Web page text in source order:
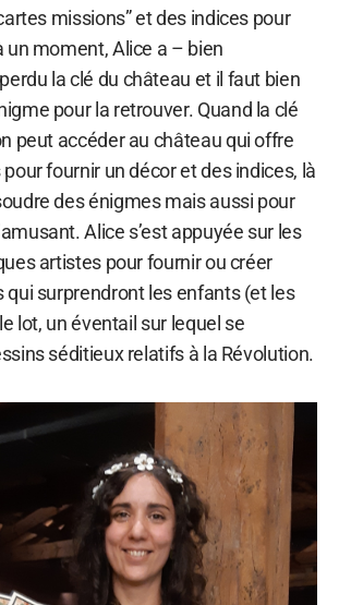
missions” et des indices pour
un moment, Alice a – bien
la clé du château et il faut bien
pour la retrouver. Quand la clé
peut accéder au château qui offre
fournir un décor et des indices, là
des énigmes mais aussi pour
Alice s’est appuyée sur les
artistes pour fournir ou créer
qui surprendront les enfants (et les
lot, un éventail sur lequel se
séditieux relatifs à la Révolution.